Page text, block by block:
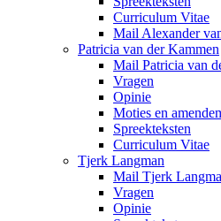
Curriculum Vitae
Mail Alexander
Patricia van der Kammen
Mail Patricia van
Vragen
Opinie
Moties en
Spreekteksten
Curriculum Vitae
Tjerk Langman
Mail Tjerk
Vragen
Opinie